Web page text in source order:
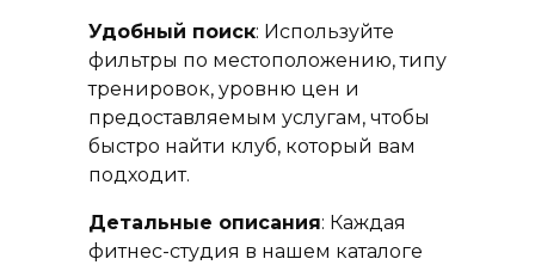
Удобный поиск: Используйте
фильтры по местоположению, типу
тренировок, уровню цен и
предоставляемым услугам, чтобы
быстро найти клуб, который вам
подходит.
Детальные описания: Каждая
фитнес-студия в нашем каталоге